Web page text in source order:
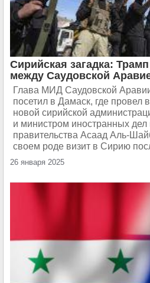
Сирийская загадка:
между Саудовской
Глава МИД Саудовской
посетил в Дамаск, где провел
новой сирийской
и министром иностранных дел
правительства Асаад Аль-
своем роде визит в Сирию
26 января 2025